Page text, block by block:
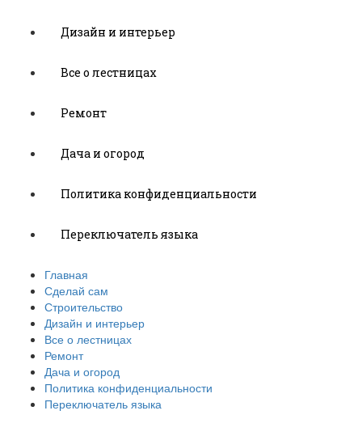
Дизайн и интерьер
Все о лестницах
Ремонт
Дача и огород
Политика конфиденциальности
Переключатель языка
Главная
Сделай сам
Строительство
Дизайн и интерьер
Все о лестницах
Ремонт
Дача и огород
Политика конфиденциальности
Переключатель языка